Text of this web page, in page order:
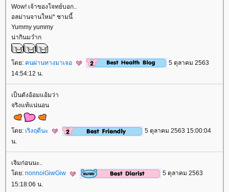
Wow! เจ้าของโจทย์บอก..
อลม่านจานใหม่* ชามนี้
Yummy yummy
น่ากินมวําก
ดย: คนผ่านทางมาเจอ
5 ตุลาคม 2563
14:54:12 น.
เป็นดังอ้อมแอ้มว่า
จริงแท้แน่นอน
ดย: เริงฤดีนะ
5 ตุลาคม 2563 15:00:04
น.
เจิมก่อนนะ..
ดย: nonnoiGiwGiw
5 ตุลาคม 2563
15:18:06 น.